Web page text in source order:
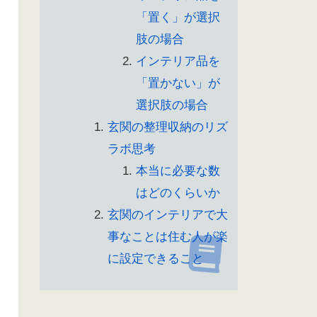
「置く」が選択
肢の場合
インテリア品を
「置かない」が
選択肢の場合
玄関の整理収納のリズ
ラボ思考
本当に必要な数
はどのくらいか
玄関のインテリアで大
事なことは住む人が楽
に設定できること